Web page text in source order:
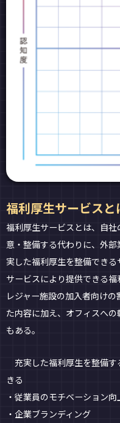
福利厚生サービスと
福利厚生サービスとは、自
意・整備する代わりに、外
実した福利厚生を整備できる
サービスにより提供できる
レジャー施設の加入者向け
た内容に加え、オフィスへ
もある。
充実した福利厚生を整備す
きる
・従業員のモチベーション向
・企業ブランディング